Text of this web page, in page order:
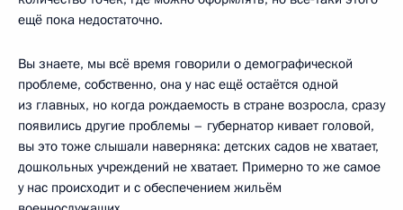
ещё пока недостаточно.
Вы знаете, мы всё время говорили о демографической
проблеме, собственно, она у нас ещё остаётся одной
из главных, но когда рождаемость в стране возросла, сразу
появились другие проблемы – губернатор кивает головой,
вы это тоже слышали наверняка: детских садов не хватает,
дошкольных учреждений не хватает. Примерно то же самое
у нас происходит и с обеспечением жильём